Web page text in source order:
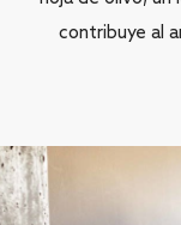
contribuye al